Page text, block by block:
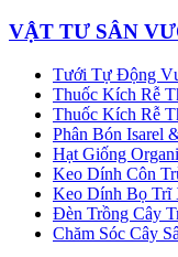
VẬT TƯ SÂN
Tưới Tự Động
Thuốc Kích Rễ
Thuốc Kích Rễ
Phân Bón Isarel
Hạt Giống
Keo Dính Côn
Keo Dính Bọ Trĩ
Đèn Trồng Cây
Chăm Sóc Cây